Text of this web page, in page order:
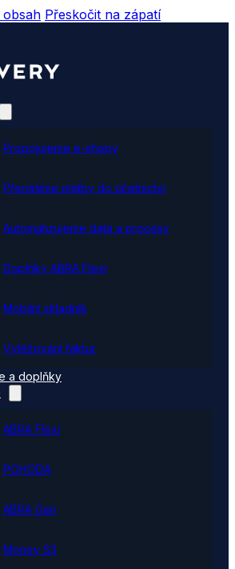
Přeskočit na zápatí
Propojujeme e-shopy
Přenášíme platby do účetnictví
Automatizujeme data a procesy
Doplňky ABRA Flexi
Mobilní skladník
Vytěžování faktur
a doplňky
ABRA Flexi
POHODA
ABRA Gen
Money S3